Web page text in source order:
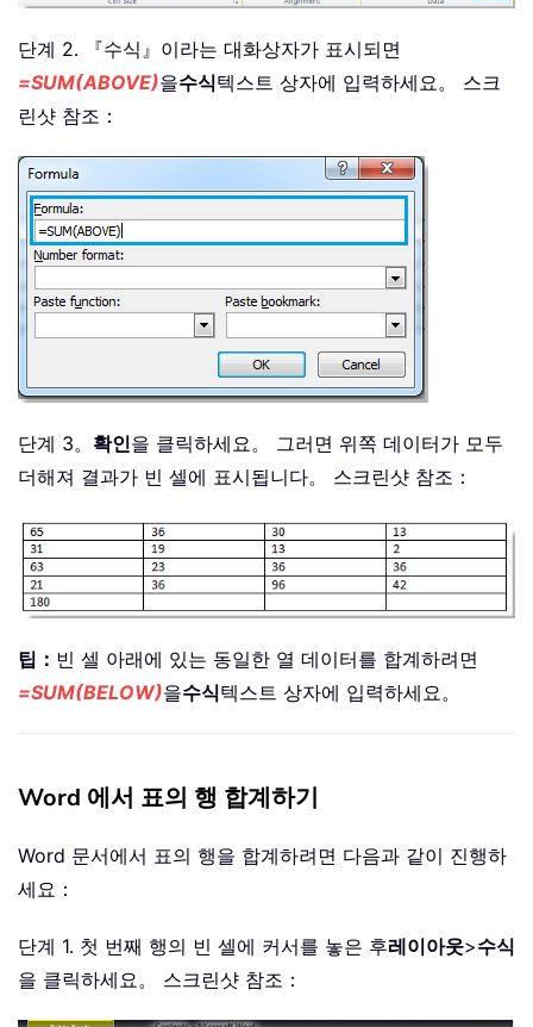
단계 2. 『수식』이라는 대화상자가 표시되면
=SUM(ABOVE)을수식텍스트 상자에 입력하세요。 스크
린샷 참조：
단계 3。 확인을 클릭하세요。 그러면 위쪽 데이터가 모두
더해져 결과가 빈 셀에 표시됩니다。 스크린샷 참조：
팁： 빈 셀 아래에 있는 동일한 열 데이터를 합계하려면
=SUM(BELOW)을수식텍스트 상자에 입력하세요。
Word 에서 표의 행 합계하기
Word 문서에서 표의 행을 합계하려면 다음과 같이 진행하
세요：
단계 1. 첫 번째 행의 빈 셀에 커서를 놓은 후레이아웃>수식
을 클릭하세요。 스크린샷 참조：